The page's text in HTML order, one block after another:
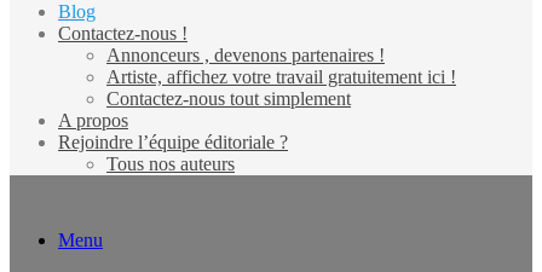
Blog
Contactez-nous !
Annonceurs , devenons partenaires !
Artiste, affichez votre travail gratuitement ici !
Contactez-nous tout simplement
A propos
Rejoindre l’équipe éditoriale ?
Tous nos auteurs
Menu